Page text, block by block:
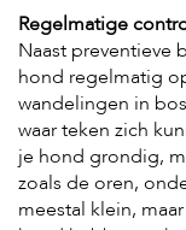
Regelmatige
Naast preventieve
hond regelmatig
wandelingen in
waar teken zich
je hond grondig,
zoals de oren,
meestal klein,